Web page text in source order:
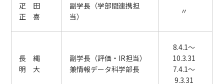
疋 田
正 喜
副学長（学部間連携担
当）
〃
長 縄
明 大
副学長（評価・IR担当）
兼情報データ科学部長
8.4.1～
10.3.31
7.4.1～
9.3.31